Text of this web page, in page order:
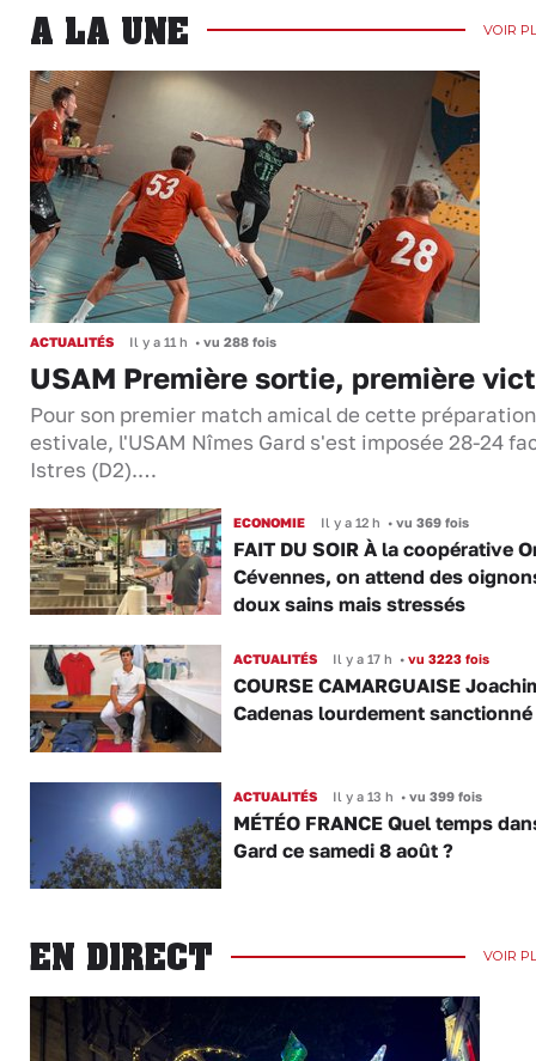
A LA UNE VOIR
ACTUALITÉS Il y a 11 h • vu 288 fois
USAM Première sortie, première
Pour son premier match amical de cette préparation
estivale, l'USAM Nîmes Gard s'est imposée 28-24
Istres (D2).…
ECONOMIE Il y a 12 h •vu 369 fois
FAIT DU SOIR À la coopérative
Cévennes, on attend des
doux sains mais stressés
ACTUALITÉS Il y a 17 h •vu 3223 fois
COURSE CAMARGUAISE
Cadenas lourdement sanctionné
ACTUALITÉS Il y a 13 h •vu 399 fois
MÉTÉO FRANCE Quel temps
Gard ce samedi 8 août ?
EN DIRECT VOIR